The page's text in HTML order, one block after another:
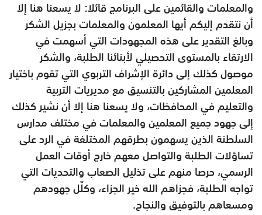
والمعلمات والقائمين على البرنامج قائلا: لا يسعنا هنا إلا
أن نتقدم إليكم أيها المعلمون والمعلمات بجزيل الشكر
وبالغ التقدير على هذه المجهودات التي أسهمت في
الارتقاء بالمستوى التحصيلي لأبنائنا الطلبة، والشكر
موصول كذلك إلى دائرة الإشراف التربوي التي تقوم باختيار
المعلمين المشاركين بالتنسيق مع مديريات التربية
والتعليم في المحافظات، ولا يسعنا هنا إلا أن نشير كذلك
إلى جهود جميع المعلمين والمعلمات في مختلف مدارس
السلطنة الذين يسهمون بطرقهم المختلفة في الرد على
تساؤلات الطلبة والتواصل معهم خارج أوقات العمل
الرسمي، حرصا منهم على تذليل الصعاب والتحديات التي
تواجه الطلبة، فجزاهم الله خير الجزاء، وكلّل جهودهم
ومسعاهم بالتوفيق والنجاح.